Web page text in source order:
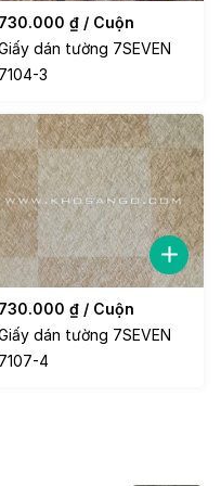
730.000 ₫ / Cuộn
dán tường 7SEVEN
7104-3
730.000 ₫ / Cuộn
dán tường 7SEVEN
7107-4